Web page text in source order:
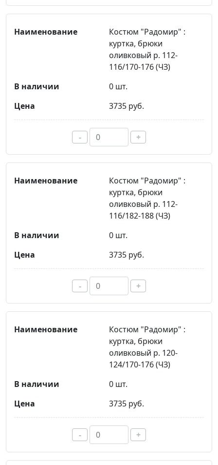
Костюм "Радомир" :
куртка, брюки
оливковый р. 112-
116/170-176 (ЧЗ)
0 шт.
3735 руб.
- +
Костюм "Радомир" :
куртка, брюки
оливковый р. 112-
116/182-188 (ЧЗ)
0 шт.
3735 руб.
- +
Костюм "Радомир" :
куртка, брюки
оливковый р. 120-
124/170-176 (ЧЗ)
0 шт.
3735 руб.
- +